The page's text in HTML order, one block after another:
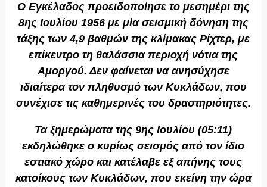
Ο Εγκέλαδος προειδοποίησε το μεσημέρι της
8ης Ιουλίου 1956 με μία σεισμική δόνηση της
τάξης των 4,9 βαθμών της κλίμακας Ρίχτερ, με
επίκεντρο τη θαλάσσια περιοχή νότια της
Αμοργού. Δεν φαίνεται να ανησύχησε
ιδιαίτερα τον πληθυσμό των Κυκλάδων, που
συνέχισε τις καθημερινές του δραστηριότητες.
Τα ξημερώματα της 9ης Ιουλίου (05:11)
εκδηλώθηκε ο κυρίως σεισμός από τον ίδιο
εστιακό χώρο και κατέλαβε εξ απήνης τους
κατοίκους των Κυκλάδων, που εκείνη την ώρα